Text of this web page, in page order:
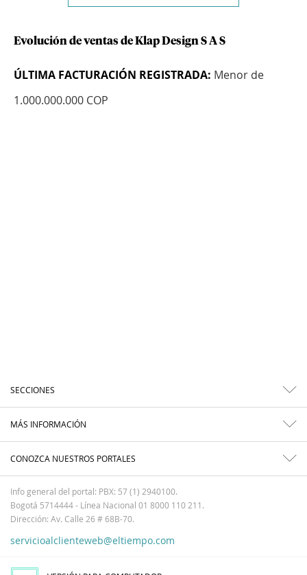
Evolución de ventas de Klap Design S A S
ÚLTIMA FACTURACIÓN REGISTRADA: Menor de
1.000.000.000 COP
SECCIONES
MÁS INFORMACIÓN
CONOZCA NUESTROS PORTALES
Info general del portal: PBX: 57 (1) 2940100.
Bogotá 5714444 - Línea Nacional 01 8000 110 211.
Dirección: Av. Calle 26 # 68B-70.
servicioalclienteweb@eltiempo.com